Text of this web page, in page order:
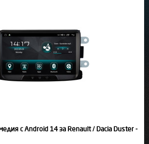
с Android 14 за Renault / Dacia Duster -